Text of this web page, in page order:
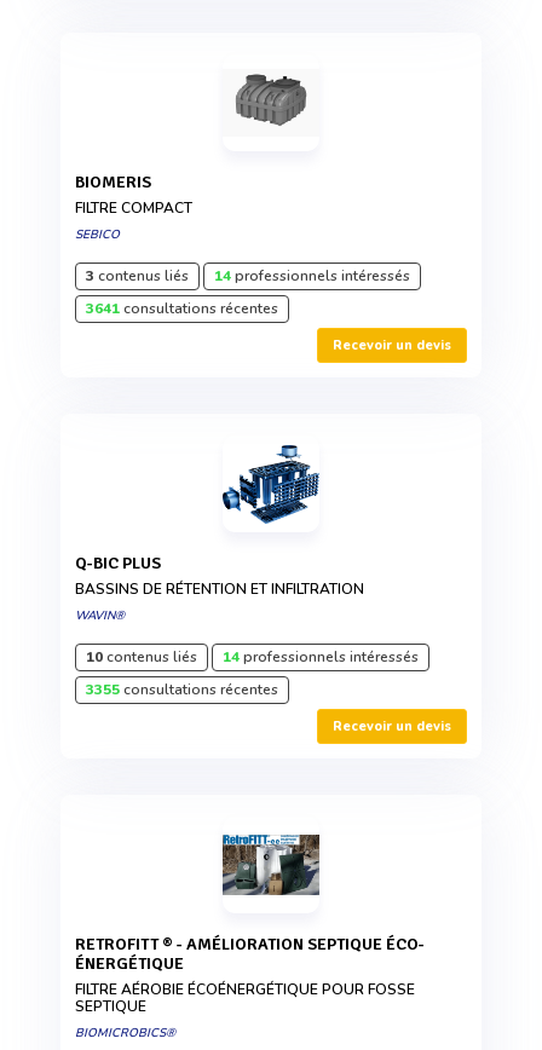
BIOMERIS
FILTRE COMPACT
SEBICO
3 contenus liés 14professionnels intéressés
3641consultations récentes
Recevoir un devis
Q-BIC PLUS
BASSINS DE RÉTENTION ET INFILTRATION
WAVIN®
10contenus liés 14professionnels intéressés
3355consultations récentes
Recevoir un devis
RETROFITT ® - AMÉLIORATION SEPTIQUE ÉCO-
ÉNERGÉTIQUE
FILTRE AÉROBIE ÉCOÉNERGÉTIQUE POUR FOSSE
SEPTIQUE
BIOMICROBICS®